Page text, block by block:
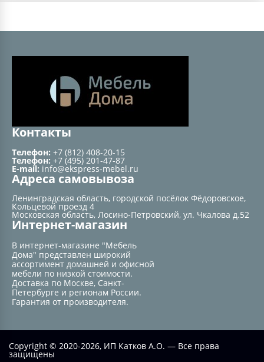
Контакты
Телефон: +7 (812) 408-20-15
Телефон: +7 (495) 201-47-87
E-mail: info@ekspress-mebel.ru
Адреса самовывоза
Ленинградская область, городской посёлок Фёдоровское,
Кольцевой проезд 4
Московская область, Лосино-Петровский, ул. Чкалова д.52
Интернет-магазин
В интернет-магазине "Мебель
Дома" представлен широкий
ассортимент домашней и офисной
мебели по низкой стоимости.
Доставка по Москве, Санкт-
Петербурге и регионам России.
Гарантия от производителя.
Copyright © 2020-2026, ИП Катков А.О. — Все права
защищены